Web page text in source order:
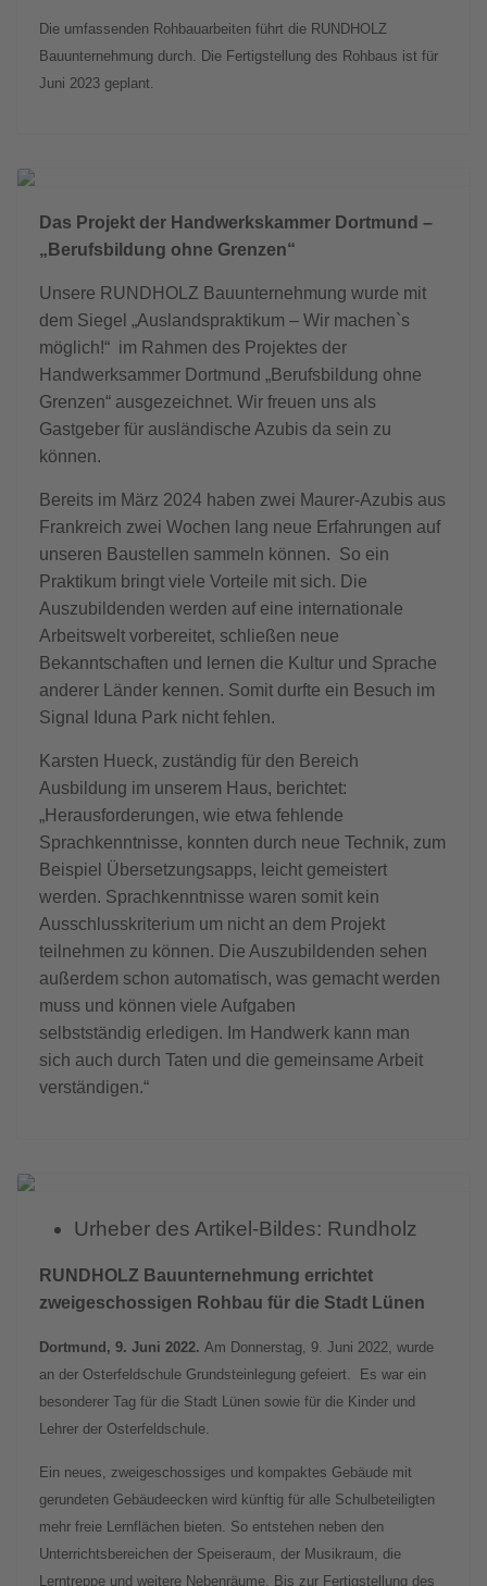
Die umfassenden Rohbauarbeiten führt die RUNDHOLZ
Bauunternehmung durch. Die Fertigstellung des Rohbaus ist für
Juni 2023 geplant.
Das Projekt der Handwerkskammer Dortmund –
„Berufsbildung ohne Grenzen“
Unsere RUNDHOLZ Bauunternehmung wurde mit
dem Siegel „Auslandspraktikum – Wir machen`s
möglich!“ im Rahmen des Projektes der
Handwerksammer Dortmund „Berufsbildung ohne
Grenzen“ ausgezeichnet. Wir freuen uns als
Gastgeber für ausländische Azubis da sein zu
können.
Bereits im März 2024 haben zwei Maurer-Azubis aus
Frankreich zwei Wochen lang neue Erfahrungen auf
unseren Baustellen sammeln können. So ein
Praktikum bringt viele Vorteile mit sich. Die
Auszubildenden werden auf eine internationale
Arbeitswelt vorbereitet, schließen neue
Bekanntschaften und lernen die Kultur und Sprache
anderer Länder kennen. Somit durfte ein Besuch im
Signal Iduna Park nicht fehlen.
Karsten Hueck, zuständig für den Bereich
Ausbildung im unserem Haus, berichtet:
„Herausforderungen, wie etwa fehlende
Sprachkenntnisse, konnten durch neue Technik, zum
Beispiel Übersetzungsapps, leicht gemeistert
werden. Sprachkenntnisse waren somit kein
Ausschlusskriterium um nicht an dem Projekt
teilnehmen zu können. Die Auszubildenden sehen
außerdem schon automatisch, was gemacht werden
muss und können viele Aufgaben
selbstständig erledigen. Im Handwerk kann man
sich auch durch Taten und die gemeinsame Arbeit
verständigen.“
Urheber des Artikel-Bildes: Rundholz
RUNDHOLZ Bauunternehmung errichtet
zweigeschossigen Rohbau für die Stadt Lünen
Dortmund, 9. Juni 2022. Am Donnerstag, 9. Juni 2022, wurde
an der Osterfeldschule Grundsteinlegung gefeiert. Es war ein
besonderer Tag für die Stadt Lünen sowie für die Kinder und
Lehrer der Osterfeldschule.
Ein neues, zweigeschossiges und kompaktes Gebäude mit
gerundeten Gebäudeecken wird künftig für alle Schulbeteiligten
mehr freie Lernflächen bieten. So entstehen neben den
Unterrichtsbereichen der Speiseraum, der Musikraum, die
Lerntreppe und weitere Nebenräume. Bis zur Fertigstellung des